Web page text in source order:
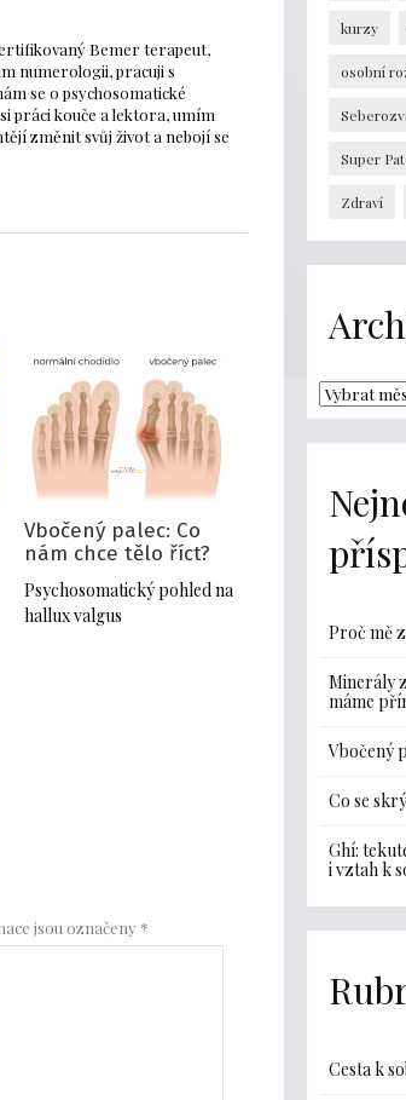
Bemer terapeut,
numerologii, pracuji s
se o psychosomatické
práci kouče a lektora, umím
změnit svůj život a nebojí se
Vbočený palec: Co
nám chce tělo říct?
Psychosomatický pohled na
hallux valgus
jsou označeny *
kurzy
osobní
Super
Zdraví
Proč mě
Minerály
máme
Vbočený
Co se
Ghí:
i vztah k
Cesta k